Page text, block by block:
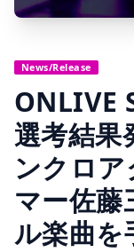
News/Release
ONLIVE
選考結果
ンクロ
マー佐藤
ル楽曲を